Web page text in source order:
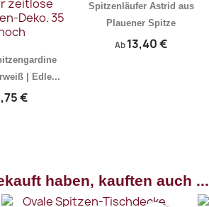
| Edle...
€
Spitzenläufer Astrid aus
Plauener Spitze
Ab 13,40 €
haben, kauften auch ...